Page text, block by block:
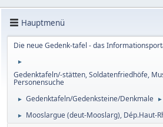
Hauptmenü
Die neue Gedenk-tafel - das
►
Gedenktafeln/-stätten, Soldatenfriedhöfe,
Personensuche
► Gedenktafeln/Gedenksteine/Denkmale ►
► Mooslargue (deut-Mooslarg), Dép.Haut-